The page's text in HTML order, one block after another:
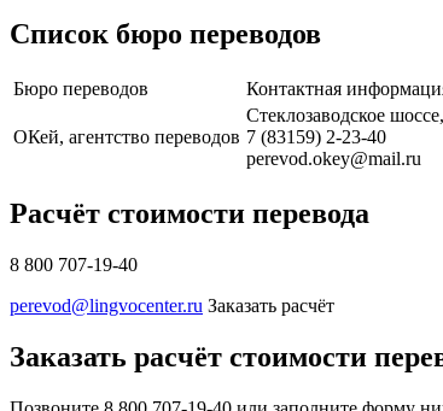
Список бюро переводов
Бюро переводов Контактная
ОКей, агентство переводов
Стеклозаводское
7 (83159) 2-23-40
perevod.okey@mail.ru
Расчёт стоимости перевода
8 800 707-19-40
perevod@lingvocenter.ru Заказать расчёт
Заказать расчёт стоимости